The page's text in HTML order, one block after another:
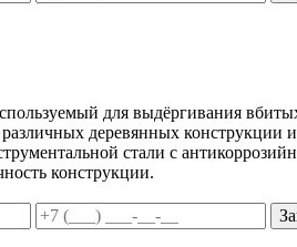
для выдёргивания
деревянных конструкции
стали с
конструкции.